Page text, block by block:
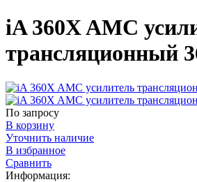
iA 360X AMC
трансляционный
По запросу
В корзину
Уточнить наличие
В избранное
Сравнить
Информация: